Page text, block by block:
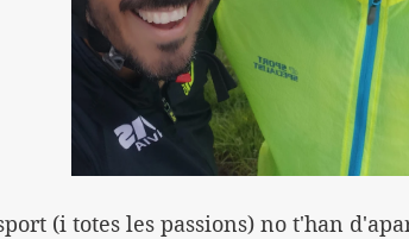
(i totes les passions) no t'han